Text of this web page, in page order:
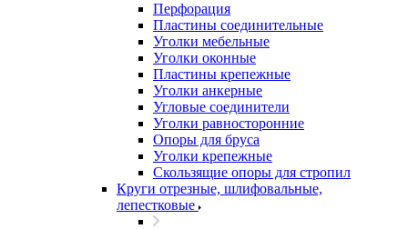
Перфорация
Пластины соединительные
Уголки мебельные
Уголки оконные
Пластины крепежные
Уголки анкерные
Угловые соединители
Уголки равносторонние
Опоры для бруса
Уголки крепежные
Скользящие опоры для стропил
Круги отрезные, шлифовальные,
лепестковые